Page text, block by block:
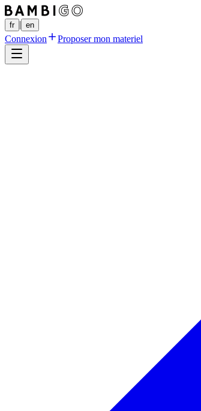
fr | en
Connexion Proposer mon materiel